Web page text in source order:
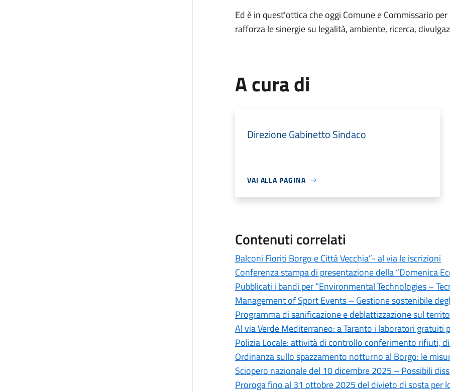
Ed è in quest'ottica che oggi Comune e Commissario
rafforza le sinergie su legalità, ambiente, ricerca,
A cura di
Direzione Gabinetto Sindaco
VAI ALLA PAGINA
Contenuti correlati
Balconi Fioriti Borgo e Città Vecchia”- al via le iscrizioni
Conferenza stampa di presentazione della “Domenica
Pubblicati i bandi per “Environmental Technologies –
Management of Sport Events – Gestione sostenibile
Programma di sanificazione e deblattizzazione sul
Al via Verde Mediterraneo: a Taranto i laboratori gratuiti
Polizia Locale: attività di controllo conferimento rifiuti,
Ordinanza sullo spazzamento notturno al Borgo: le
Sciopero nazionale del 10 dicembre 2025 – Possibili
Proroga fino al 31 ottobre 2025 del divieto di sosta per